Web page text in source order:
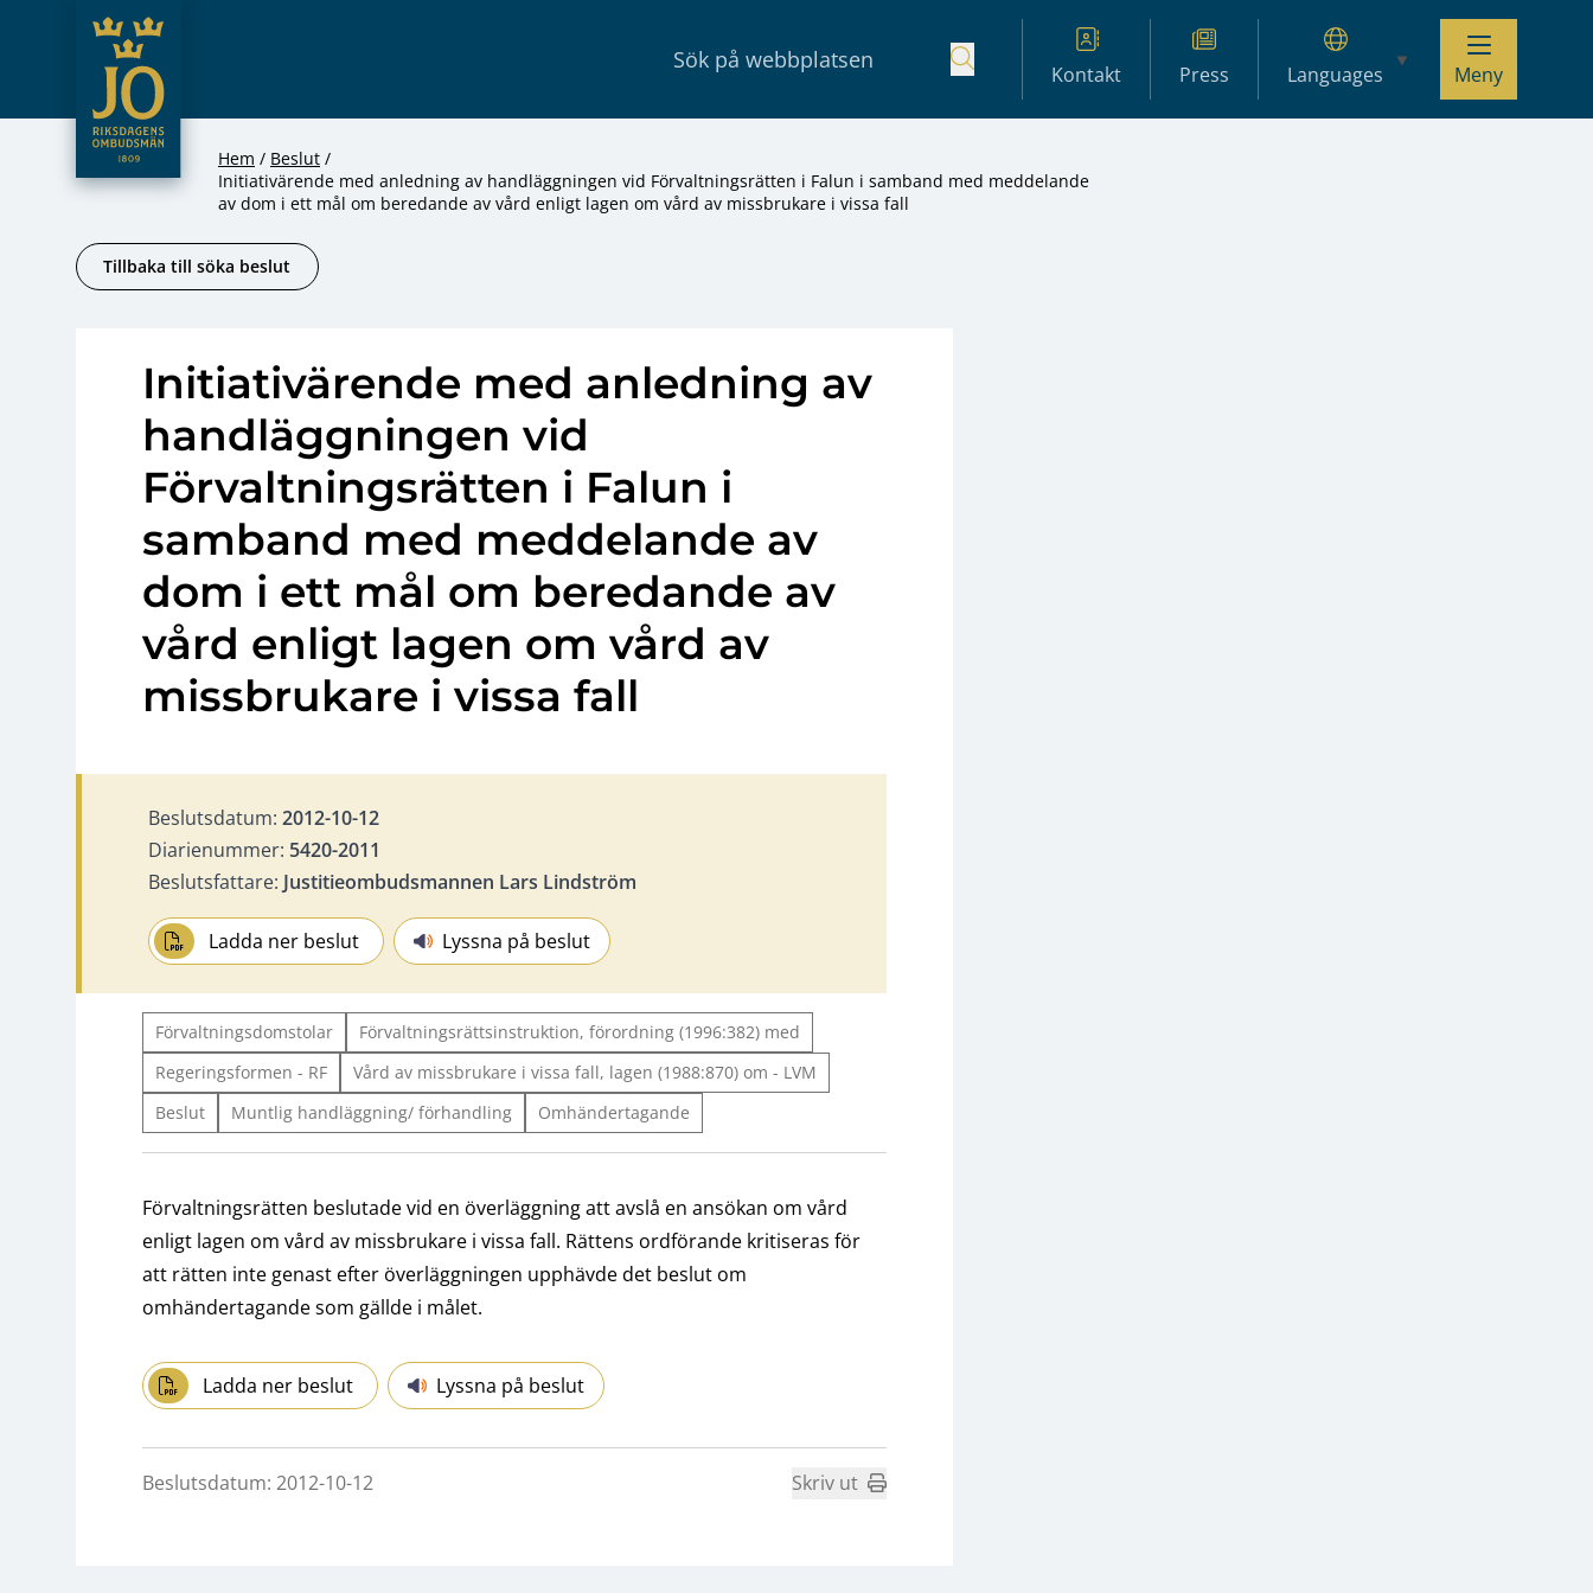
Hoppa till innehåll
JO – Riksdagens Ombudsmän
Kontakt Press Languages Meny
Hem
Beslut
Initiativärende med anledning av handläggningen vid Förvaltningsrätten i Falun i samband med meddelande
av dom i ett mål om beredande av vård enligt lagen om vård av missbrukare i vissa fall
Tillbaka till söka beslut
Initiativärende med anledning av
handläggningen vid
Förvaltningsrätten i Falun i
samband med meddelande av
dom i ett mål om beredande av
vård enligt lagen om vård av
missbrukare i vissa fall
Beslutsdatum: 2012-10-12
Diarienummer: 5420-2011
Beslutsfattare: Justitieombudsmannen Lars Lindström
Ladda ner beslut Lyssna på beslut
Förvaltningsdomstolar
Förvaltningsrättsinstruktion, förordning (1996:382) med
Regeringsformen - RF
Vård av missbrukare i vissa fall, lagen (1988:870) om - LVM
Beslut
Muntlig handläggning/ förhandling Omhändertagande
Förvaltningsrätten beslutade vid en överläggning att avslå en ansökan om vård
enligt lagen om vård av missbrukare i vissa fall. Rättens ordförande kritiseras för
att rätten inte genast efter överläggningen upphävde det beslut om
omhändertagande som gällde i målet.
Ladda ner beslut Lyssna på beslut
Beslutsdatum: 2012-10-12 Skriv ut